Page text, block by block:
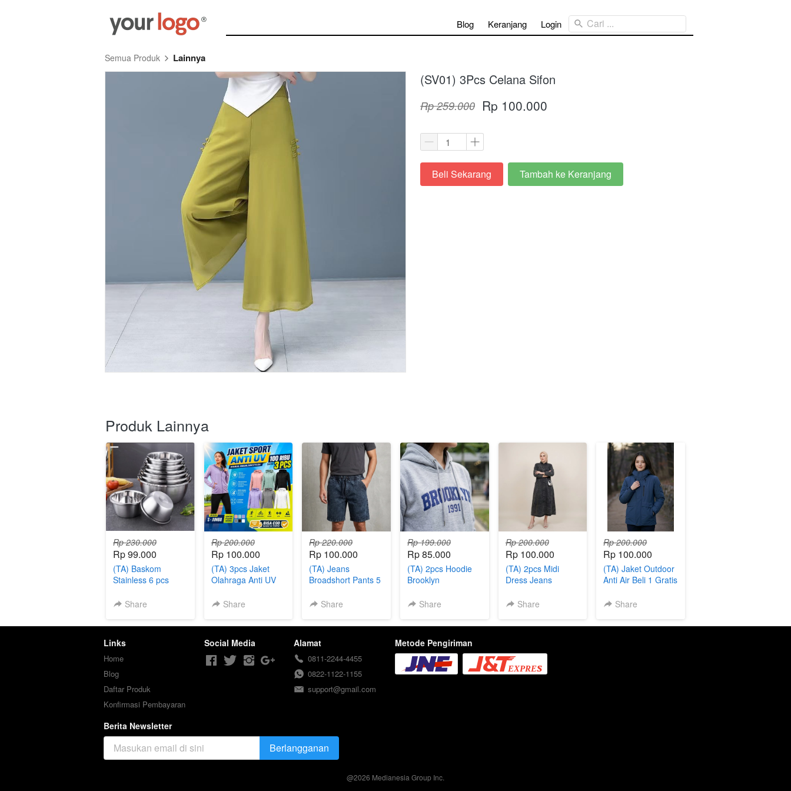
Blog Keranjang Login Cari ...
Semua Produk Lainnya
(SV01) 3Pcs Celana Sifon
Rp 259.000 Rp 100.000
`Beli Sekarang `
Tambah ke Keranjang
Produk Lainnya
Rp 230.000
Rp 99.000
(TA) Baskom
Stainless 6 pcs
Share
Rp 200.000
Rp 100.000
(TA) 3pcs Jaket
Olahraga Anti UV
Share
Rp 220.000
Rp 100.000
(TA) Jeans
Broadshort Pants 5
Share
Rp 199.000
Rp 85.000
(TA) 2pcs Hoodie
Brooklyn
Share
Rp 200.000
Rp 100.000
(TA) 2pcs Midi
Dress Jeans
Share
Rp 200.000
Rp 100.000
(TA) Jaket Outdoor
Anti Air Beli 1 Gratis
Share
Links
Home
Blog
Daftar Produk
Konfirmasi Pembayaran
Social Media Alamat
0811-2244-4455
0822-1122-1155
support@gmail.com
Metode Pengiriman
Berita Newsletter
`Berlangganan
@2026 Medianesia Group Inc.